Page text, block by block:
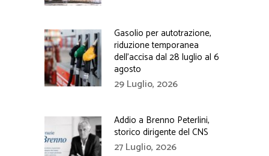
Gasolio per autotrazione,
riduzione temporanea
dell’accisa dal 28 luglio al 6
agosto
29 Luglio, 2026
Addio a Brenno Peterlini,
storico dirigente del CNS
27 Luglio, 2026